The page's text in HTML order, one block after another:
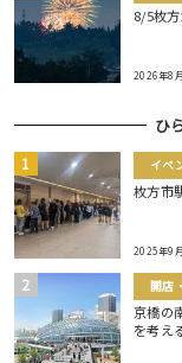
8/5枚
2026年8
ひ
イベ
枚方市
2025年9
開店
京橋の
を考え